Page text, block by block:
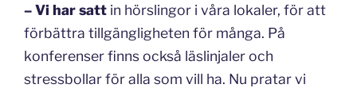
–Vi har satt in hörslingor i våra lokaler, för att
förbättra tillgängligheten för många. På
konferenser finns också läslinjaler och
stressbollar för alla som vill ha. Nu pratar vi